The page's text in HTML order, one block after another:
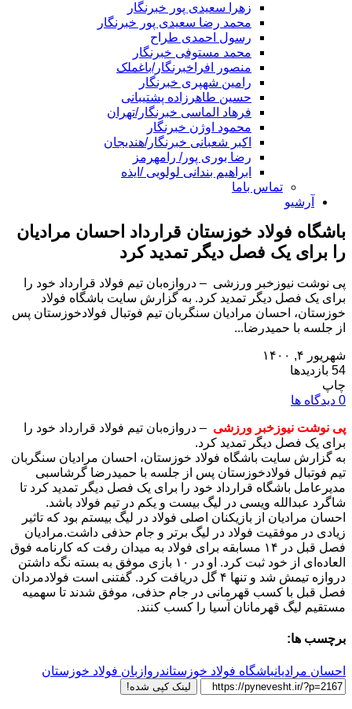
زهرا سعیدی پور خبرنگار
محمد رضا سعیدی پور خبرنگار
رسول احمدی طراح
محمد مستوفی خبرنگار
منصور افراخبرنگار/باغملک
رامین شهپری خبرنگار
حسین طاهرزاده پشتیبانی
فرهاد الماسی خبرنگار/تهران
محمود اوژن خبرنگار
اکبر شعبانی خبرنگار/هندیجان
رضا بوری پور/ رامهرمز
ابراهیم بندانی لولویی /ایذه
تماس باما
آرشیو
باشگاه فولاد خوزستان قرارداد احسان مرادیان
را برای یک فصل دیگر تمدید کرد
پی نوشت نیوزخبر ورزشی – دروازه‌بان تیم فولاد قرارداد خود را
برای یک فصل دیگر تمدید کرد. به گزارش سایت باشگاه فولاد
خوزستان، احسان مرادیان سنگربان تیم فوتبال فولادخوزستان پس
از جلسه با حمیدرضا...
شهریور ۴, ۱۴۰۰
54 بازدیدها
چاپ
0 دیدگاه ها
پی نوشت نیوزخبر ورزشی – دروازه‌بان تیم فولاد قرارداد خود را
برای یک فصل دیگر تمدید کرد.
به گزارش سایت باشگاه فولاد خوزستان، احسان مرادیان سنگربان
تیم فوتبال فولادخوزستان پس از جلسه با حمیدرضا گرشاسبی
مدیرعامل باشگاه قرارداد خود را برای یک فصل دیگر تمدید کرد تا
شاگرد عبدالله ویسی در لیگ بیست و یکم در تیم فولاد باشد.
احسان مرادیان از بازیکنان اصلی فولاد در لیگ بیستم بود که تاثیر
زیادی در موفقیت فولاد در لیگ برتر و جام حذفی داشت.مرادیان
فصل قبل در ۱۴ مسابقه برای فولاد به میدان رفت که کارنامه فوق
العاده‌ای از خود ثبت کرد. او در ۱۰ بازی موفق به بسته نگه داشتن
دروازه تیمش شد و تنها ۴ گل دریافت کرد. گفتنی است فولادمردان
فصل قبل با کسب قهرمانی در جام حذفی، موفق شدند تا سهمیه
مستقیم لیگ قهرمانان آسیا را کسب کنند.
برچسب ها:
احسان مرادیانباشگاه فولاد خوزستاندروازبان فولاد خوزستان
لینک کپی شده!